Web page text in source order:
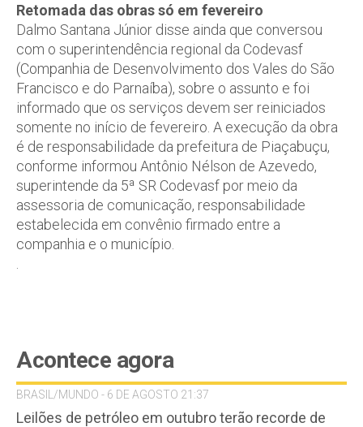
Retomada das obras só em fevereiro
Dalmo Santana Júnior disse ainda que conversou
com o superintendência regional da Codevasf
(Companhia de Desenvolvimento dos Vales do São
Francisco e do Parnaíba), sobre o assunto e foi
informado que os serviços devem ser reiniciados
somente no início de fevereiro. A execução da obra
é de responsabilidade da prefeitura de Piaçabuçu,
conforme informou Antônio Nélson de Azevedo,
superintende da 5ª SR Codevasf por meio da
assessoria de comunicação, responsabilidade
estabelecida em convênio firmado entre a
companhia e o município.
Acontece agora
BRASIL/MUNDO - 6 DE AGOSTO 21:37
Leilões de petróleo em outubro terão recorde de